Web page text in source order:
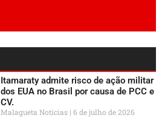
Itamaraty admite risco de ação militar
dos EUA no Brasil por causa de PCC e
CV.
Malagueta Notícias 6 de julho de 2026